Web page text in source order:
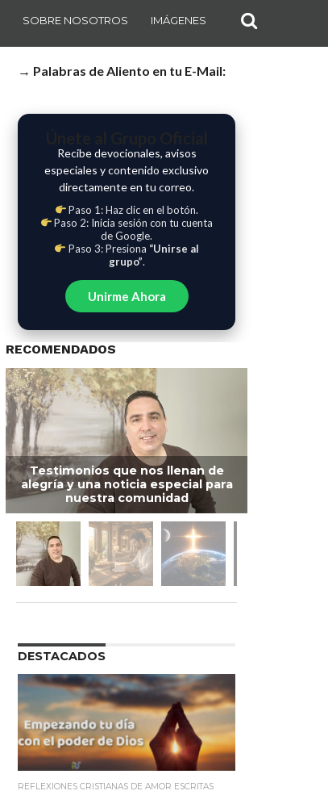
SOBRE NOSOTROS IMÁGENES
→ Palabras de Aliento en tu E-Mail:
Recibe devocionales, avisos
especiales y contenido exclusivo
directamente en tu correo.
Paso 1: Haz clic en el botón.
Paso 2: Inicia sesión con tu cuenta
de Google.
Paso 3: Presiona “Unirse al
grupo”.
Unirme Ahora
RECOMENDADOS
Testimonios que nos llenan de
alegría y una noticia especial para
nuestra comunidad
DESTACADOS
REFLEXIONES CRISTIANAS DE AMOR ESCRITAS